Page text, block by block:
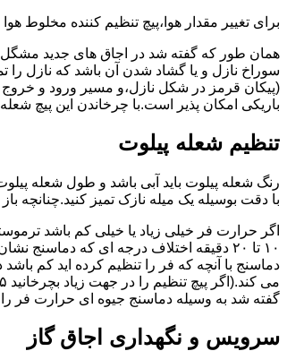
برای تغییر مقدار هوا،پیچ تنظیم کننده
همان طور که گفته شد در اجاق های جدید
سوراخ نازل و یا گشاد شدن آن باشد که نازل
(پیکان قرمز در شکل نازل،و مسیر ورود و
باریکی امکان پذیر است.با چرخاندن این پیچ
تنظیم شعله پیلوت
با دقت بوسیله یک میله نازک تمیز
گفته شد به وسیله دماسنج جیوه ای حرارت فر را
سرویس و نگهداری اجاق گاز